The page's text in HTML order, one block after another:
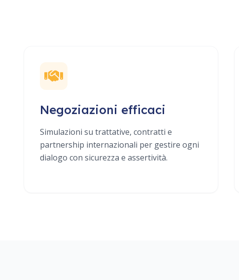
Negoziazioni efficaci
Simulazioni su trattative, contratti e
partnership internazionali per gestire ogni
dialogo con sicurezza e assertività.